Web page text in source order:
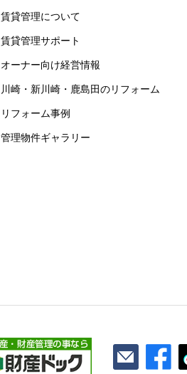
賃貸管理について
賃貸管理サポート
オーナー向け経営情報
川崎・新川崎・鹿島田のリフォーム
リフォーム事例
管理物件ギャラリー